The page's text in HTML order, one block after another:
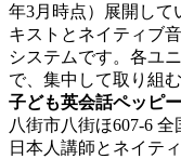
年3月時点）展開して
キストとネイティブ
システムです。各ユ
で、集中して取り組
子ども英会話ペッピ
八街市八街ほ607-6 全
日本人講師とネイテ